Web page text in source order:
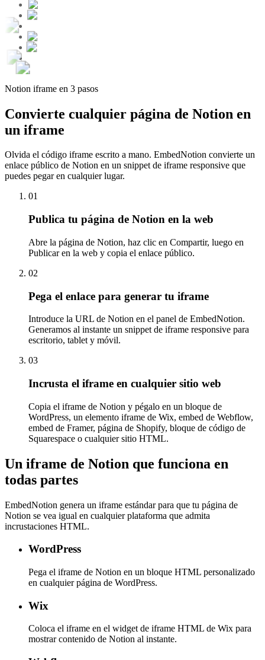
Notion iframe en 3 pasos
Convierte cualquier página de Notion en
un iframe
Olvida el código iframe escrito a mano. EmbedNotion convierte un
enlace público de Notion en un snippet de iframe responsive que
puedes pegar en cualquier lugar.
01
Publica tu página de Notion en la web
Abre la página de Notion, haz clic en Compartir, luego en
Publicar en la web y copia el enlace público.
02
Pega el enlace para generar tu iframe
Introduce la URL de Notion en el panel de EmbedNotion.
Generamos al instante un snippet de iframe responsive para
escritorio, tablet y móvil.
03
Incrusta el iframe en cualquier sitio web
Copia el iframe de Notion y pégalo en un bloque de
WordPress, un elemento iframe de Wix, embed de Webflow,
embed de Framer, página de Shopify, bloque de código de
Squarespace o cualquier sitio HTML.
Un iframe de Notion que funciona en
todas partes
EmbedNotion genera un iframe estándar para que tu página de
Notion se vea igual en cualquier plataforma que admita
incrustaciones HTML.
WordPress
Pega el iframe de Notion en un bloque HTML personalizado
en cualquier página de WordPress.
Wix
Coloca el iframe en el widget de iframe HTML de Wix para
mostrar contenido de Notion al instante.